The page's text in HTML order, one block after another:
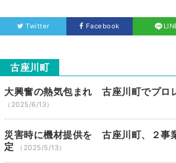
Twitter Facebook
古座川町
大興奮の熱気包まれ 古座川町でプロ
（2025/6/13）
災害時に機材提供を 古座川町、２事
定
（2025/5/13）